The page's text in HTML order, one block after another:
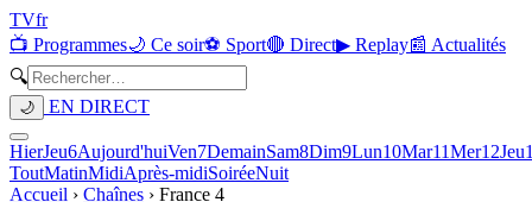
TVfr
📺 Programmes🌙 Ce soir⚽ Sport🔴 Direct▶ Replay📰 Actualités
🔍
🌙 EN DIRECT
HierJeu6Aujourd'huiVen7DemainSam8Dim9Lun10Mar11Mer12Jeu
ToutMatinMidiAprès-midiSoiréeNuit
Accueil › Chaînes › France 4